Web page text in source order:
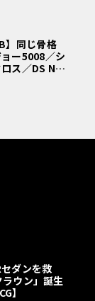
】同じ骨格
ー5008／シ
ス／DS Nº4
ト
ダンを救
ウン」誕生
】